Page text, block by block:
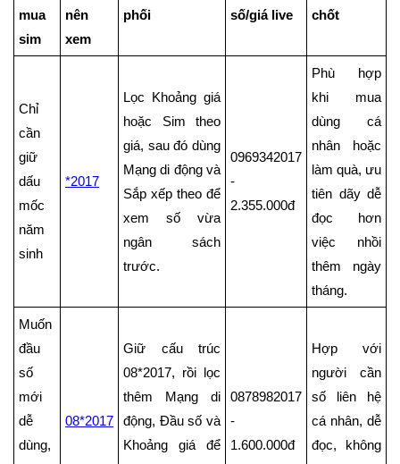
mua
sim
nên
xem
phối
số/giá live
chốt
Chỉ
cần
giữ
dấu
mốc
năm
sinh
*2017
Lọc Khoảng giá
hoặc Sim theo
giá, sau đó dùng
Mạng di động và
Sắp xếp theo để
xem số vừa
ngân sách
trước.
0969342017
-
2.355.000đ
Phù hợp
khi mua
dùng cá
nhân hoặc
làm quà, ưu
tiên dãy dễ
đọc hơn
việc nhồi
thêm ngày
tháng.
Muốn
đầu
số
mới
dễ
dùng,
08*2017
Giữ cấu trúc
08*2017, rồi lọc
thêm Mạng di
động, Đầu số và
Khoảng giá để
0878982017
-
1.600.000đ
Hợp với
người cần
số liên hệ
cá nhân, dễ
đọc, không